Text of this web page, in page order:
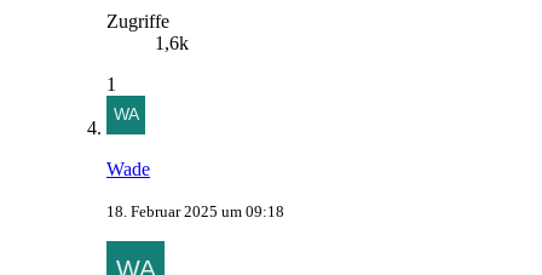
Zugriffe
1,6k
1
Wade
18. Februar 2025 um 09:18